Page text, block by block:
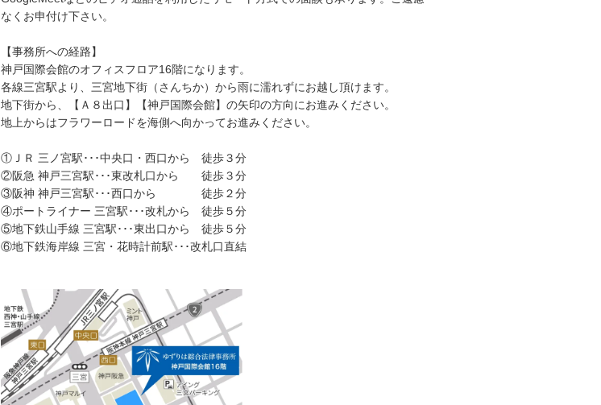
なくお申付け下さい。
【事務所への経路】
神戸国際会館のオフィスフロア16階になります。
各線三宮駅より、三宮地下街（さんちか）から雨に濡れずにお越し頂けます。
地下街から、【Ａ８出口】【神戸国際会館】の矢印の方向にお進みください。
地上からはフラワーロードを海側へ向かってお進みください。
①ＪＲ 三ノ宮駅･･･中央口・西口から 徒歩３分
②阪急 神戸三宮駅･･･東改札口から 徒歩３分
③阪神 神戸三宮駅･･･西口から 徒歩２分
④ポートライナー 三宮駅･･･改札から 徒歩５分
⑤地下鉄山手線 三宮駅･･･東出口から 徒歩５分
⑥地下鉄海岸線 三宮・花時計前駅･･･改札口直結